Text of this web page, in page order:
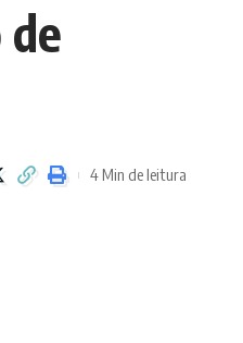
4 Min de leitura